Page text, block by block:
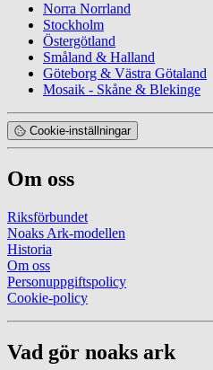
Norra Norrland
Stockholm
Östergötland
Småland & Halland
Göteborg & Västra Götaland
Mosaik - Skåne & Blekinge
Cookie-inställningar
Om oss
Riksförbundet
Noaks Ark-modellen
Historia
Om oss
Personuppgiftspolicy
Cookie-policy
Vad gör noaks ark